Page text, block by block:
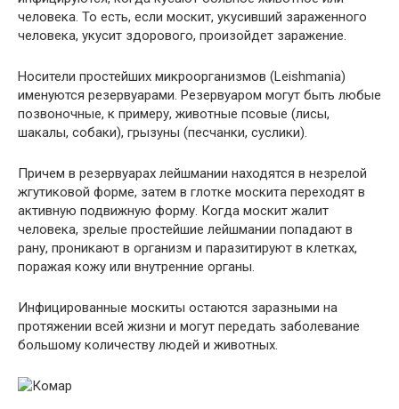
человека. То есть, если москит, укусивший зараженного
человека, укусит здорового, произойдет заражение.
Носители простейших микроорганизмов (Leishmania)
именуются резервуарами. Резервуаром могут быть любые
позвоночные, к примеру, животные псовые (лисы,
шакалы, собаки), грызуны (песчанки, суслики).
Причем в резервуарах лейшмании находятся в незрелой
жгутиковой форме, затем в глотке москита переходят в
активную подвижную форму. Когда москит жалит
человека, зрелые простейшие лейшмании попадают в
рану, проникают в организм и паразитируют в клетках,
поражая кожу или внутренние органы.
Инфицированные москиты остаются заразными на
протяжении всей жизни и могут передать заболевание
большому количеству людей и животных.